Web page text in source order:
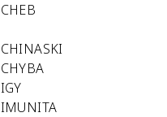
CHEB
CHINASKI
CHYBA
IGY
IMUNITA